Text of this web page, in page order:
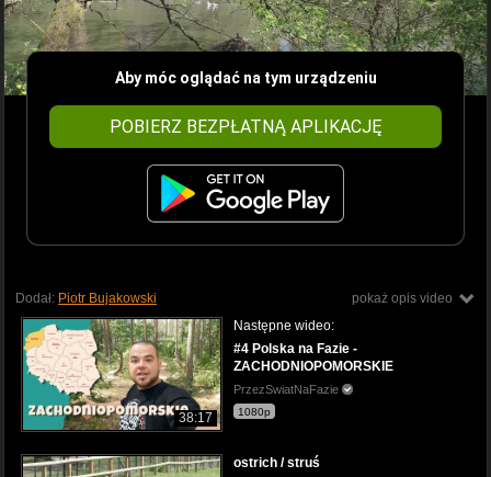
Aby móc oglądać na tym urządzeniu
POBIERZ BEZPŁATNĄ APLIKACJĘ
pokaż opis video
Dodał: Piotr Bujakowski
38:17
Następne wideo:
#4 Polska na Fazie -
ZACHODNIOPOMORSKIE
PrzezSwiatNaFazie
1080p
ostrich / struś